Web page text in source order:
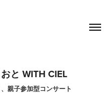
と WITH CIEL
親子参加型コンサート